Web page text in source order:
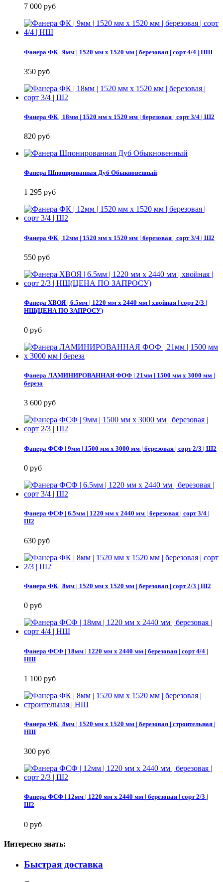
7 000 руб
Фанера ФК | 9мм | 1520 мм х 1520 мм | березовая | сорт 4/4 | НШ
350 руб
Фанера ФК | 18мм | 1520 мм х 1520 мм | березовая | сорт 3/4 | Ш2
820 руб
Фанера Шпонированная Дуб Обыкновенный
1 295 руб
Фанера ФК | 12мм | 1520 мм х 1520 мм | березовая | сорт 3/4 | Ш2
550 руб
Фанера ХВОЯ | 6.5мм | 1220 мм х 2440 мм | хвойная | сорт 2/3 |
НШ(ЦЕНА ПО ЗАПРОСУ)
0 руб
Фанера ЛАМИНИРОВАННАЯ ФОФ | 21мм | 1500 мм х 3000 мм |
береза
3 600 руб
Фанера ФСФ | 9мм | 1500 мм х 3000 мм | березовая | сорт 2/3 | Ш2
0 руб
Фанера ФСФ | 6.5мм | 1220 мм х 2440 мм | березовая | сорт 3/4 |
Ш2
630 руб
Фанера ФК | 8мм | 1520 мм х 1520 мм | березовая | сорт 2/3 | Ш2
0 руб
Фанера ФСФ | 18мм | 1220 мм х 2440 мм | березовая | сорт 4/4 |
НШ
1 100 руб
Фанера ФК | 8мм | 1520 мм х 1520 мм | березовая | строительная |
НШ
300 руб
Фанера ФСФ | 12мм | 1220 мм х 2440 мм | березовая | сорт 2/3 |
Ш2
0 руб
Интересно знать:
Быстрая доставка